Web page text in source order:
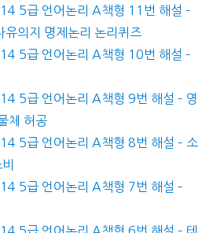
5급 언어논리 A책형 11번 해설 –
유의지 명제논리 논리퀴즈
5급 언어논리 A책형 10번 해설 –
5급 언어논리 A책형 9번 해설 – 영
체 허공
5급 언어논리 A책형 8번 해설 – 소
5급 언어논리 A책형 7번 해설 –